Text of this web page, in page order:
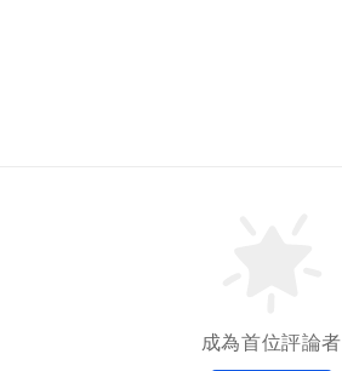
成為首位評論者